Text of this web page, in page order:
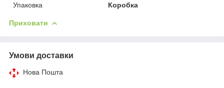
Упаковка
Коробка
Приховати
Умови доставки
Нова Пошта